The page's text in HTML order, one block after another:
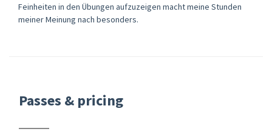
Feinheiten in den Übungen aufzuzeigen macht meine Stunden
meiner Meinung nach besonders.
Passes & pricing